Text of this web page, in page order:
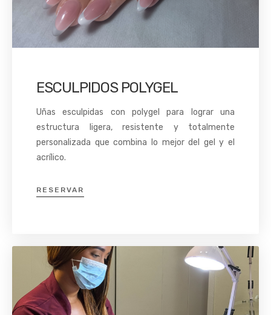
ESCULPIDOS POLYGEL
Uñas esculpidas con polygel para lograr una
estructura ligera, resistente y totalmente
personalizada que combina lo mejor del gel y el
acrílico.
RESERVAR